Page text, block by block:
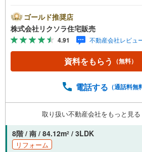
ゼット 和室■営業時間 9:30～
当日・翌日のご案内はお電話での
日 毎週水曜日◇弊社ホームペー
も好評！◇不動産情報サイト未掲
ジに多数掲載！◇学校区物件検
での物件探しに便利！「リクソ
の掲載物件もまとめてご案内可能
会 随時開催中】〇お客様の条件
品のご提案〇住宅ローンの金利や
詳しくご説明〇住宅ローンとリ
品もご提案〇仕事や収入・現在過
ンへの問題解決是非ともお問合せ
ゴールド推奨店
株式会社リクソラ住宅販売
4.91 不動産会社レビュ
資料をもらう （無料）
電話する （通話料無
取り扱い不動産会社をもっと見る
8階 / 南 / 84.12m2 / 3LDK
リフォーム